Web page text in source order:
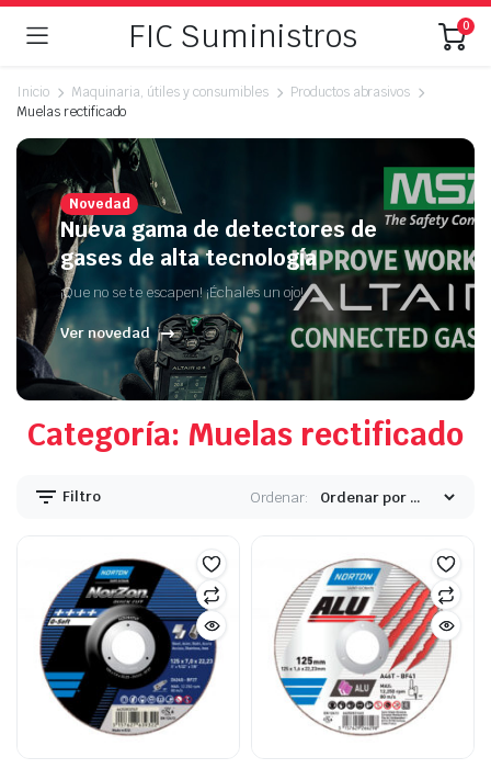
FIC Suministros 0
Inicio Maquinaria, útiles y consumibles
Productos abrasivos
Muelas rectificado
Novedad
Nueva gama de detectores de
gases de alta tecnología
¡Que no se te escapen! ¡Échales un ojo!
Ver novedad
Categoría: Muelas rectificado
Filtro Ordenar: